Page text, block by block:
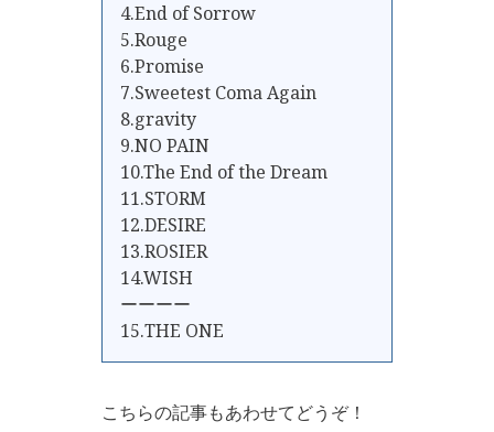
4.End of Sorrow
5.Rouge
6.Promise
7.Sweetest Coma Again
8.gravity
9.NO PAIN
10.The End of the Dream
11.STORM
12.DESIRE
13.ROSIER
14.WISH
ーーーー
15.THE ONE
こちらの記事もあわせてどうぞ！